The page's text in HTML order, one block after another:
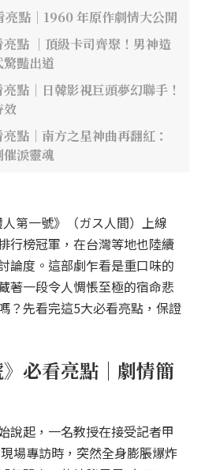
亮點｜1960 年原作劇情大公開
亮點 ｜頂級卡司齊聚！男神造
豔出道
點｜日韓影視巨頭夢幻聯手！
效
點｜南方之星神曲再翻紅：
催淚靈魂
第一號》（ガス人間）上線
行榜冠軍，在台灣等地也陸續
論度。這部劇乍看是重口味的
著一段令人惆悵至極的宿命悲
？先看完這5大必看亮點，保證
》必看亮點｜劇情簡
說起，一名教授在接受記者甲
場專訪時，突然全身膨脹爆炸